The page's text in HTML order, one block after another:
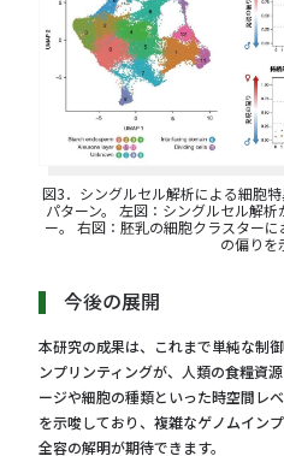
図3．シングルセル解析による細胞
パターン。 左図：シングルセル解
ー。 右図：胚乳の細胞クラスター
の偏りを
今後の展開
本研究の成果は、これまで単純な制
ンプリンティングが、人類の食糧資
ージや細胞の種類といった時空間レ
を示唆しており、複雑なゲノムイン
全容の解明が期待できます。